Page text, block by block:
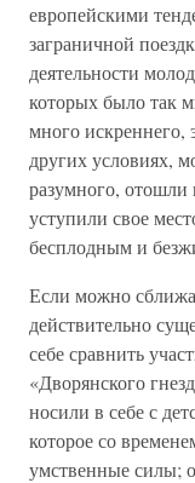
европейскими
заграничной
деятельности
которых было так
много искреннего,
других условиях,
разумного, отошли
уступили свое
бесплодным и
Если можно
действительно
себе сравнить
«Дворянского
носили в себе с
которое со
умственные силы;